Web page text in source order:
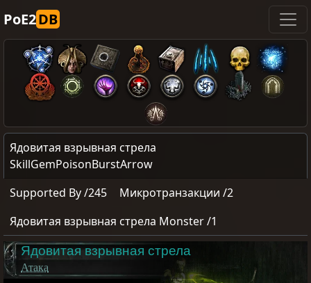
PoE2DB
Ядовитая взрывная стрела
SkillGemPoisonBurstArrow
Supported By /245
Микротранзакции /2
Ядовитая взрывная стрела Monster /1
Ядовитая взрывная стрела
Атака